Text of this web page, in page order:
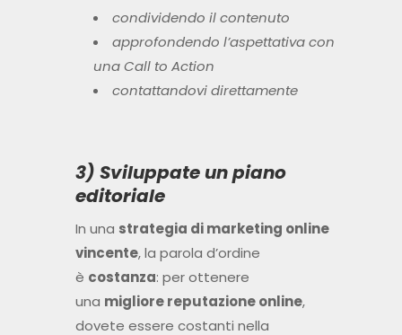
condividendo il contenuto
approfondendo l’aspettativa con
una Call to Action
contattandovi direttamente
3) Sviluppate un piano
editoriale
In una strategia di marketing online
vincente, la parola d’ordine
è costanza: per ottenere
una migliore reputazione online,
dovete essere costanti nella